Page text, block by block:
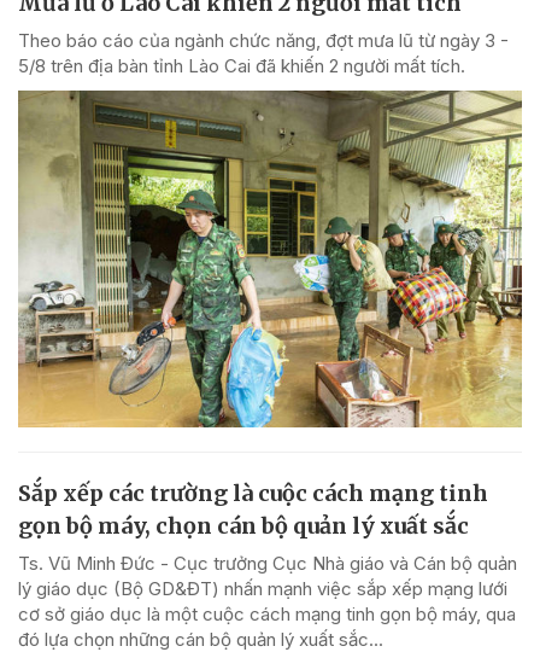
Theo báo cáo của ngành chức năng, đợt mưa lũ từ ngày 3 -
5/8 trên địa bàn tỉnh Lào Cai đã khiến 2 người mất tích.
Sắp xếp các trường là cuộc cách mạng tinh
gọn bộ máy, chọn cán bộ quản lý xuất sắc
Ts. Vũ Minh Đức - Cục trưởng Cục Nhà giáo và Cán bộ quản
lý giáo dục (Bộ GD&ĐT) nhấn mạnh việc sắp xếp mạng lưới
cơ sở giáo dục là một cuộc cách mạng tinh gọn bộ máy, qua
đó lựa chọn những cán bộ quản lý xuất sắc...